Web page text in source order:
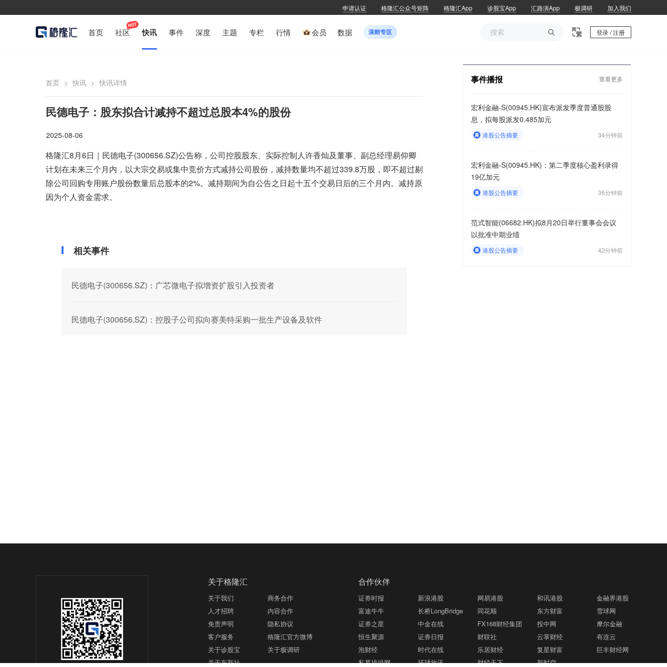
申请认证 格隆汇公众号矩阵 格隆汇App 诊股宝App 汇路演App 极调研 加入我们
首页 社区 快讯 事件 深度 主题 专栏 行情 会员 数据  登录 / 注册
首页 > 快讯 > 快讯详情
民德电子：股东拟合计减持不超过总股本4%的股份
2025-08-06
格隆汇8月6日｜民德电子(300656.SZ)公告称，公司控股股东、实际控制人许香灿及董事、副总经理易仰卿
计划在未来三个月内，以大宗交易或集中竞价方式减持公司股份，减持数量均不超过339.8万股，即不超过剔
除公司回购专用账户股份数量后总股本的2%。减持期间为自公告之日起十五个交易日后的三个月内。减持原
因为个人资金需求。
相关事件
民德电子(300656.SZ)：广芯微电子拟增资扩股引入投资者
民德电子(300656.SZ)：控股子公司拟向赛美特采购一批生产设备及软件
事件播报 查看更多
宏利金融-S(00945.HK)宣布派发季度普通股股
息，拟每股派发0.485加元
港股公告摘要 34分钟前
宏利金融-S(00945.HK)：第二季度核心盈利录得
19亿加元
港股公告摘要 36分钟前
范式智能(06682.HK)拟8月20日举行董事会会议
以批准中期业绩
港股公告摘要 42分钟前
关于格隆汇
关于我们
商务合作
人才招聘
内容合作
免责声明
隐私协议
客户服务
格隆汇官方微博
关于诊股宝
关于极调研
关于东新社
合作伙伴
证券时报 新浪港股 网易港股 和讯港股
金融界港股
富途牛牛
长桥LongBridge 同花顺 东方财富
雪球网
证券之星
中金在线 FX168财经集团 投中网
摩尔金融
恒生聚源
证券日报 财联社 云掌财经
有连云
泡财经
时代在线 乐居财经 复星财富
巨丰财经网
私募排排网
环球旅讯 财经天下 新时空